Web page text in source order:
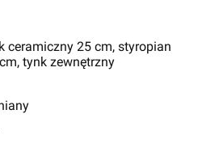
ceramiczny 25 cm, styropian
tynk zewnętrzny